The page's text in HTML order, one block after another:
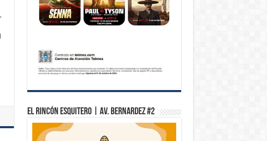
El Rincón Esquitero | Av. Bernardez #2